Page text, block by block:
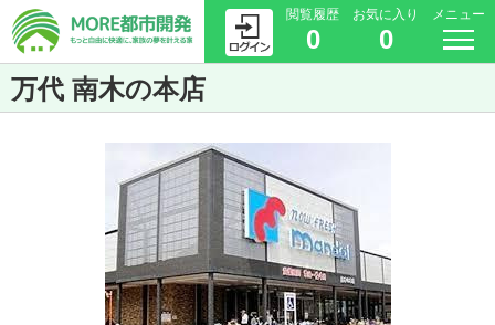
閲覧履歴
0
お気に入り
0
メニュー
万代 南木の本店